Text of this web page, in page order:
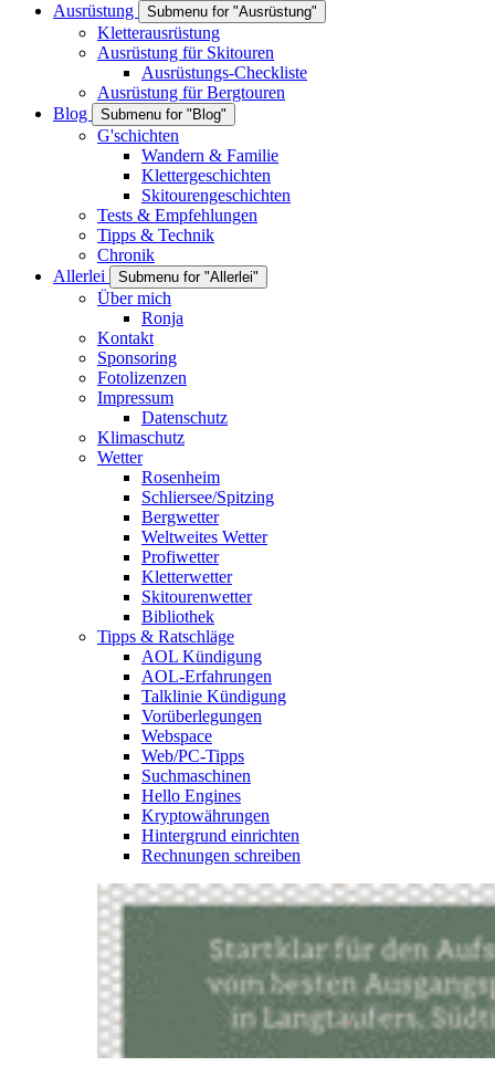
Ausrüstung
Submenu for "Ausrüstung"
Kletterausrüstung
Ausrüstung für Skitouren
Ausrüstungs-Checkliste
Ausrüstung für Bergtouren
Blog
Submenu for "Blog"
G'schichten
Wandern & Familie
Klettergeschichten
Skitourengeschichten
Tests & Empfehlungen
Tipps & Technik
Chronik
Allerlei
Submenu for "Allerlei"
Über mich
Ronja
Kontakt
Sponsoring
Fotolizenzen
Impressum
Datenschutz
Klimaschutz
Wetter
Rosenheim
Schliersee/Spitzing
Bergwetter
Weltweites Wetter
Profiwetter
Kletterwetter
Skitourenwetter
Bibliothek
Tipps & Ratschläge
AOL Kündigung
AOL-Erfahrungen
Talklinie Kündigung
Vorüberlegungen
Webspace
Web/PC-Tipps
Suchmaschinen
Hello Engines
Kryptowährungen
Hintergrund einrichten
Rechnungen schreiben